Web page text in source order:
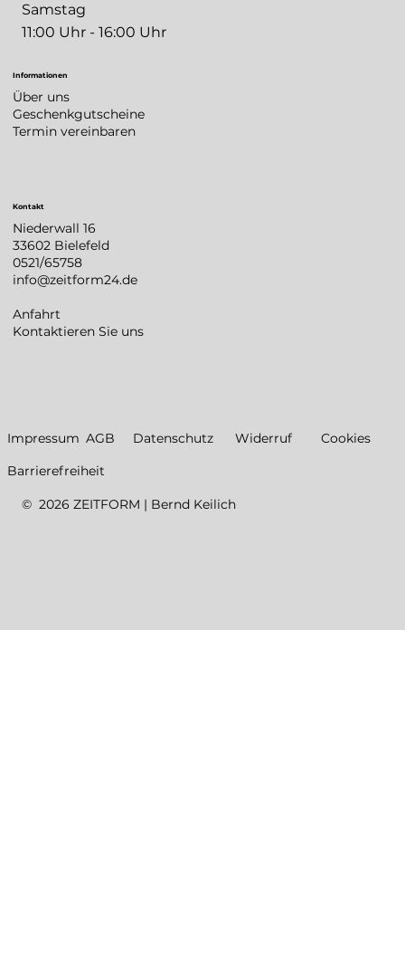
Samstag
11:00 Uhr - 16:00 Uhr
Informationen
Über uns
Geschenkgutscheine
Termin vereinbaren
Kontakt
Niederwall 16
33602 Bielefeld
0521/65758
info@zeitform24.de
Anfahrt
Kontaktieren Sie uns
Impressum AGB Datenschutz Widerruf Cookies
Barrierefreiheit
© 2026 ZEITFORM | Bernd Keilich